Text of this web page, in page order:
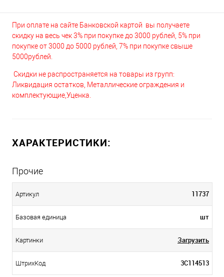
При оплате на сайте Банковской картой вы получаете
скидку на весь чек 3% при покупке до 3000 рублей, 5% при
покупке от 3000 до 5000 рублей, 7% при покупке свыше
5000рублей.
Скидки не распространяется на товары из групп:
Ликвидация остатков, Металлические ограждения и
комплектующие,Уценка.
ХАРАКТЕРИСТИКИ:
Прочие
Артикул 11737
Базовая единица шт
Картинки Загрузить
ШтрихКод 3С114513